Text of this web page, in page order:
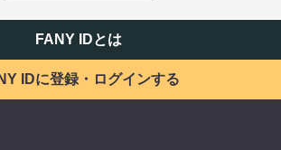
FANY IDとは
IDに登録・ログインする